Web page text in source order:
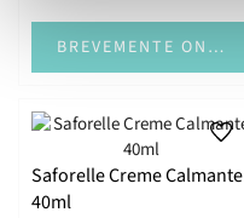
BREVEMENTE ONLINE
Saforelle Creme Calmante
40ml